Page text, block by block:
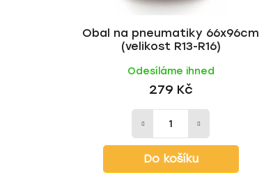
Obal na pneumatiky 66x96cm
(velikost R13-R16)
Odesíláme ihned
279 Kč
Do košíku